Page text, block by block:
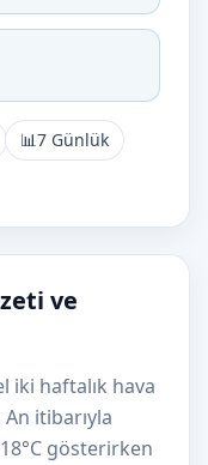
📊7 Günlük
ve
iki haftalık hava
itibarıyla
gösterirken